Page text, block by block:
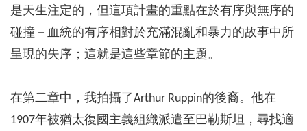
是天生注定的，但這項計畫的重點在於有序與無序的
碰撞－血統的有序相對於充滿混亂和暴力的故事中所
呈現的失序；這就是這些章節的主題。
在第二章中，我拍攝了Arthur Ruppin的後裔。他在
1907年被猶太復國主義組織派遣至巴勒斯坦，尋找適